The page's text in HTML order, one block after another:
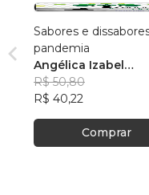
Sabores e
pandemia
Angélica Izabel
Machado Pinto
R$ 50,80
R$ 40,22
Comprar